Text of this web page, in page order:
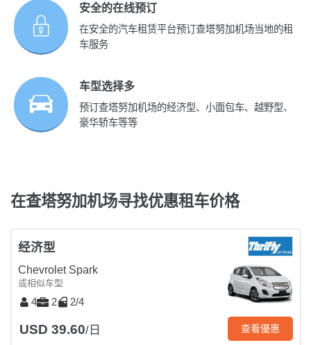
安全的在线预订
在安全的汽车租赁平台预订查塔努加机场当地的租
车服务
车型选择多
预订查塔努加机场的经济型、小面包车、越野型、
豪华轿车等等
在查塔努加机场寻找优惠租车价格
经济型
Chevrolet Spark
或相似车型
4 2 2/4
USD 39.60/日 查看優惠